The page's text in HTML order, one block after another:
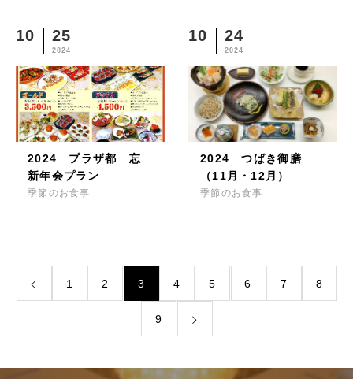
10 25
2024
2024 プラザ都 忘
新年会プラン
季節のお食事
10 24
2024
2024 つばき御膳
（11月・12月）
季節のお食事
1 2 3 4 5 6 7 8
9